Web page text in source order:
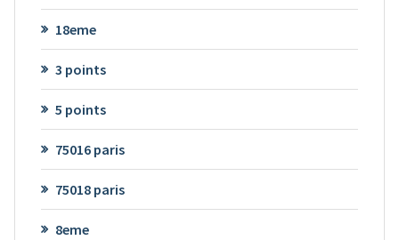
18eme
3 points
5 points
75016 paris
75018 paris
8eme